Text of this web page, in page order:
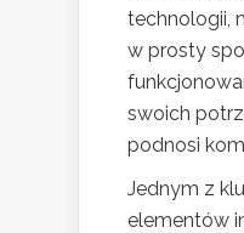
technologii,
w prosty
swoich
podnosi
Jednym z
elementów